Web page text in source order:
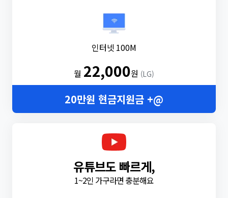
인터넷 100M
월 22,000원 (LG)
20만원 현금지원금 +@
유튜브도 빠르게,
1~2인 가구라면 충분해요